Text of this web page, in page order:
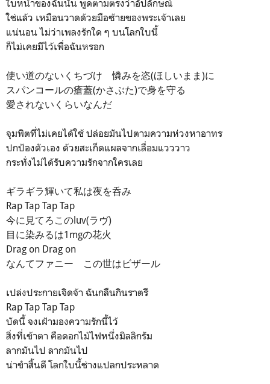
ใบหน้าของฉันนั้น พูดตามตรงว่าอัปลักษณ์
ใช่แล้ว เหมือนวาดด้วยมือซ้ายของพระเจ้าเลย
แน่นอน ไม่ว่าเพลงรักใด ๆ บนโลกใบนี้
ก็ไม่เคยมีไว้เพื่อฉันหรอก
使い道のないくちづけ 憐みを恣(ほしいまま)に
スパンコールの瘡蓋(かさぶた)で身を守る
愛されないくらいなんだ
จุมพิตที่ไม่เคยได้ใช้ ปล่อยมันไปตามความห่วงหาอาทร
ปกป้องตัวเอง ด้วยสะเก็ดแผลจากเลื่อมแวววาว
กระทั่งไม่ได้รับความรักจากใครเลย
ギラギラ輝いて私は夜を呑み
Rap Tap Tap Tap
今に見てろこのluv(ラヴ)
目に染みるは1mgの花火
Drag on Drag on
なんてファニー この世はビザール
เปล่งประกายเจิดจ้า ฉันกลืนกินราตรี
Rap Tap Tap Tap
บัดนี้ จงเฝ้ามองความรักนี้ไว้
สิ่งที่เข้าตา คือดอกไม้ไฟหนึ่งมิลลิกรัม
ลากมันไป ลากมันไป
น่าขำสิ้นดี โลกใบนี้ช่างแปลกประหลาด